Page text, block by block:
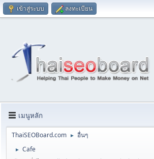
เข้าสู่ระบบ ลงทะเบียน
เมนูหลัก
ThaiSEOBoard.com ► อื่นๆ
►
Cafe